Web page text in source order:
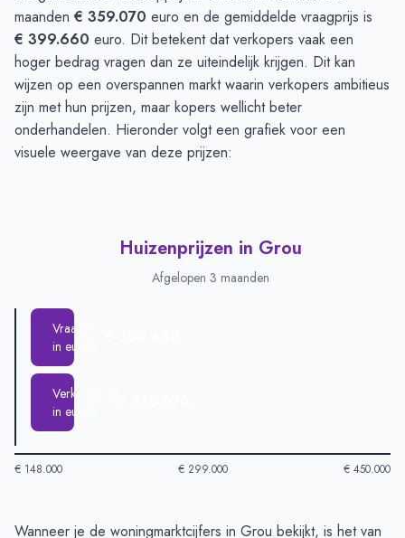
maanden € 359.070 euro en de gemiddelde vraagprijs is
€ 399.660 euro. Dit betekent dat verkopers vaak een
hoger bedrag vragen dan ze uiteindelijk krijgen. Dit kan
wijzen op een overspannen markt waarin verkopers ambitieus
zijn met hun prijzen, maar kopers wellicht beter
onderhandelen. Hieronder volgt een grafiek voor een
visuele weergave van deze prijzen:
Huizenprijzen in Grou
Afgelopen 3 maanden
Vraagprijs
in euro's
Verkoopprijs
in euro's
€ 148.000 € 299.000 € 450.000
Huizenprijzen in Grou-Afgelopen 3 maanden
Wanneer je de woningmarktcijfers in Grou bekijkt, is het van